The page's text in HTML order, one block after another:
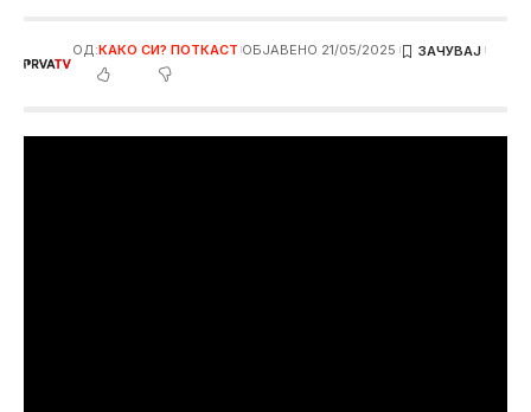
ОД:КАКО СИ? ПОТКАСТ ОБЈАВЕНО 21/05/2025